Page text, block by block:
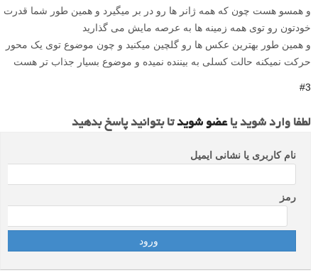
و همسو هست چون که همه ژانر ها رو در بر میگیرد و همین طور شما قدرت
خودتون رو توی همه زمینه ها به عرصه مایش می گذارید
و همین طور بهترین عکس ها رو گلچین میکنید و چون موضوع توی یک محور
حرکت نمیکنه حالت کسلی به بیننده نمیده و موضوع بسیار جذاب تر هست
#3
لطفا وارد شوید یاعضو شویدتا بتوانید پاسخ بدهید
نام کاربری یا نشانی ایمیل
رمز